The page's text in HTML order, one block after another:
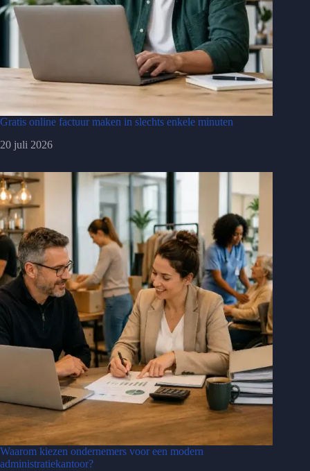
Gratis online factuur maken in slechts enkele minuten
20 juli 2026
Waarom kiezen ondernemers voor een modern
administratiekantoor?